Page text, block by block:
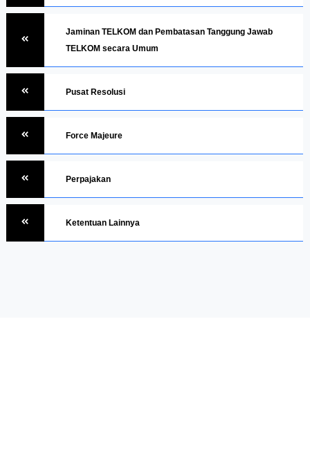
Jaminan TELKOM dan Pembatasan Tanggung Jawab
TELKOM secara Umum
Pusat Resolusi
Force Majeure
Perpajakan
Ketentuan Lainnya